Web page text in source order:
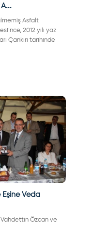
Asfalt
2012 yılı yaz
Çankırı tarihinde
Veda
Vahdettin Özcan ve